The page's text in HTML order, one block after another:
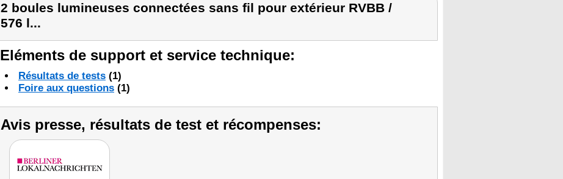
2 boules lumineuses connectées sans fil pour extérieur RVBB /
576 l...
Eléments de support et service technique:
Résultats de tests (1)
Foire aux questions (1)
Avis presse, résultats de test et récompenses: